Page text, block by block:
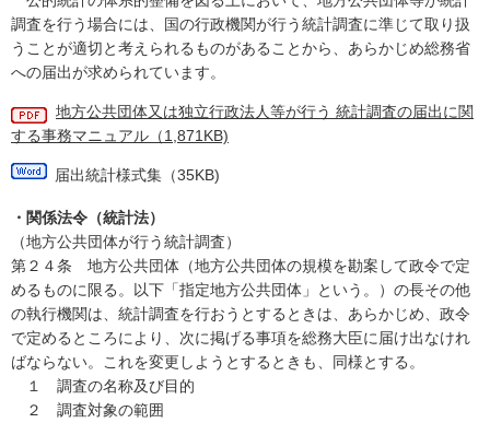
調査を行う場合には、国の行政機関が行う統計調査に準じて取り扱
うことが適切と考えられるものがあることから、あらかじめ総務省
への届出が求められています。
地方公共団体又は独立行政法人等が行う 統計調査の届出に関
する事務マニュアル（1,871KB)
届出統計様式集（35KB)
・関係法令（統計法）
（地方公共団体が行う統計調査）
第２４条 地方公共団体（地方公共団体の規模を勘案して政令で定
めるものに限る。以下「指定地方公共団体」という。）の長その他
の執行機関は、統計調査を行おうとするときは、あらかじめ、政令
で定めるところにより、次に掲げる事項を総務大臣に届け出なけれ
ばならない。これを変更しようとするときも、同様とする。
１ 調査の名称及び目的
２ 調査対象の範囲